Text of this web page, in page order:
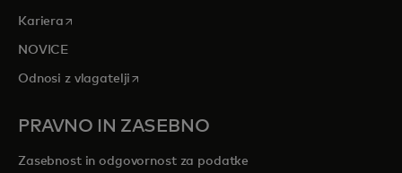
Kariera opens in a new tab
NOVICE
Odnosi z vlagatelji opens in a new tab
PRAVNO IN ZASEBNO
Zasebnost in odgovornost za podatke